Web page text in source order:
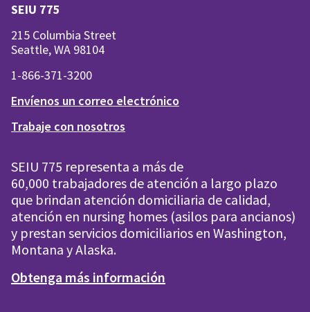
SEIU 775
215 Columbia Street
Seattle, WA 98104
1-866-371-3200
Envíenos un correo electrónico
Trabaje con nosotros
SEIU 775 representa a más de
60,000 trabajadores de atención a largo plazo
que brindan atención domiciliaria de calidad,
atención en nursing homes (asilos para ancianos)
y prestan servicios domiciliarios en Washington,
Montana y Alaska.
Obtenga más información